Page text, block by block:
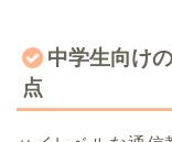
中学生向け
点